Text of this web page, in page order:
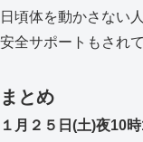
日頃体を動かさない
安全サポートもされ
まとめ
１月２５日(土)夜10